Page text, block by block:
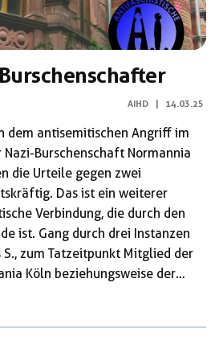
AIHD | 14.03.25
dem antisemitischen Angriff im
Nazi-Burschenschaft Normannia
die Urteile gegen zwei
Das ist ein weiterer
Verbindung, die durch den
ist. Gang durch drei Instanzen
S., zum Tatzeitpunkt Mitglied der
Köln beziehungsweise der